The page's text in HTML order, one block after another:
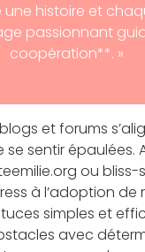
histoire et
passionnant
coopération**. »
et forums
sentir épaulées.
ou bliss-
à l’adoption de
simples et
avec